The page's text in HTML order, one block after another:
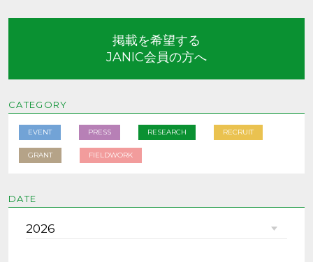
掲載を希望する
JANIC会員の方へ
CATEGORY
EVENT PRESS RESEARCH RECRUIT
GRANT FIELDWORK
DATE
2026